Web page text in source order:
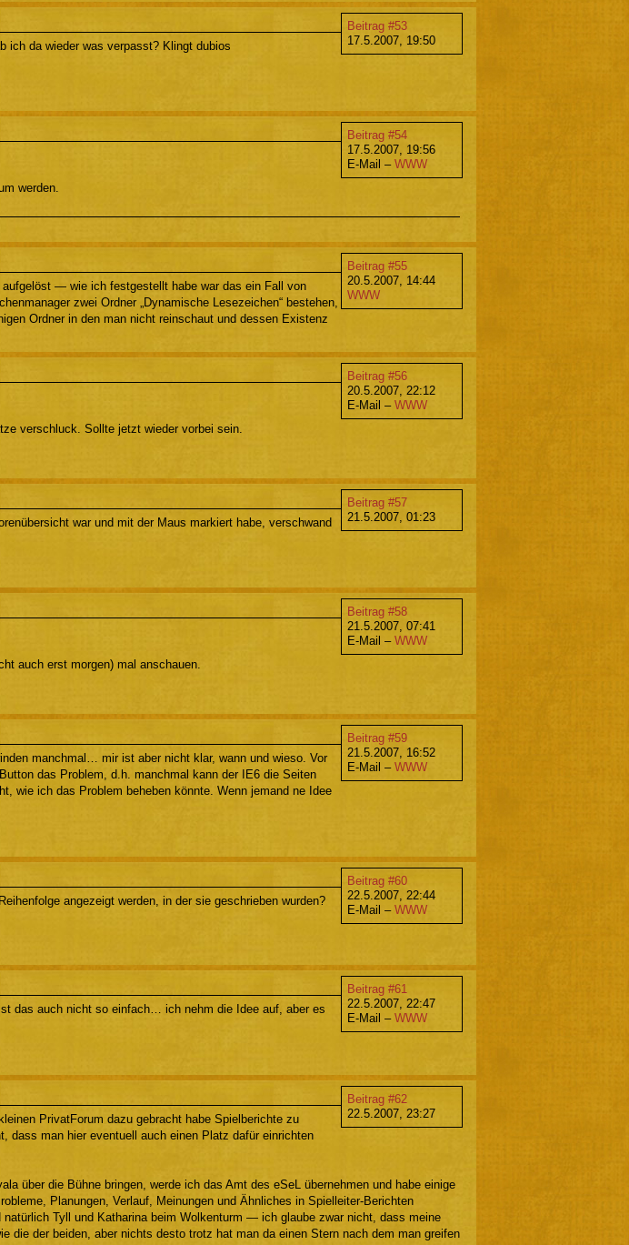
Beitrag #53
17.5.2007, 19:50
ich da wieder was verpasst? Klingt dubios
Beitrag #54
17.5.2007, 19:56
E-Mail – WWW
werden.
Beitrag #55
20.5.2007, 14:44
WWW
— wie ich festgestellt habe war das ein Fall von
zwei Ordner „Dynamische Lesezeichen“ bestehen,
Ordner in den man nicht reinschaut und dessen Existenz
Beitrag #56
20.5.2007, 22:12
E-Mail – WWW
verschluck. Sollte jetzt wieder vorbei sein.
Beitrag #57
21.5.2007, 01:23
war und mit der Maus markiert habe, verschwand
Beitrag #58
21.5.2007, 07:41
E-Mail – WWW
auch erst morgen) mal anschauen.
Beitrag #59
21.5.2007, 16:52
E-Mail – WWW
manchmal… mir ist aber nicht klar, wann und wieso. Vor
das Problem, d.h. manchmal kann der IE6 die Seiten
wie ich das Problem beheben könnte. Wenn jemand ne Idee
Beitrag #60
22.5.2007, 22:44
E-Mail – WWW
angezeigt werden, in der sie geschrieben wurden?
Beitrag #61
22.5.2007, 22:47
E-Mail – WWW
das auch nicht so einfach… ich nehm die Idee auf, aber es
Beitrag #62
22.5.2007, 23:27
PrivatForum dazu gebracht habe Spielberichte zu
dass man hier eventuell auch einen Platz dafür einrichten
über die Bühne bringen, werde ich das Amt des eSeL übernehmen und habe einige
Planungen, Verlauf, Meinungen und Ähnliches in Spielleiter-Berichten
Tyll und Katharina beim Wolkenturm — ich glaube zwar nicht, dass meine
die der beiden, aber nichts desto trotz hat man da einen Stern nach dem man greifen